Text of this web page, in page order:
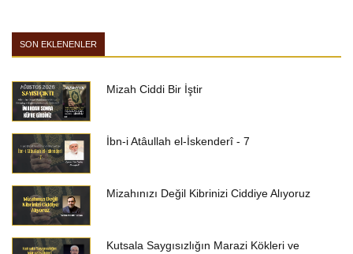
SON EKLENENLER
Mizah Ciddi Bir İştir
İbn-i Atâullah el-İskenderî - 7
Mizahınızı Değil Kibrinizi Ciddiye Alıyoruz
Kutsala Saygısızlığın Marazi Kökleri ve